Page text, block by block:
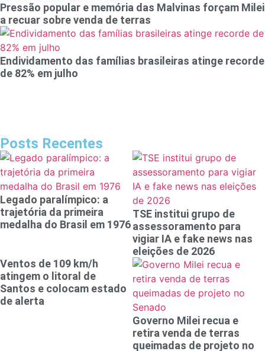
Pressão popular e memória das Malvinas forçam Milei
a recuar sobre venda de terras
Endividamento das famílias brasileiras atinge recorde
de 82% em julho
Posts Recentes
Legado paralímpico: a
trajetória da primeira
medalha do Brasil em 1976
TSE institui grupo de
assessoramento para
vigiar IA e fake news nas
eleições de 2026
Ventos de 109 km/h
atingem o litoral de
Santos e colocam estado
de alerta
Governo Milei recua e
retira venda de terras
queimadas de projeto no